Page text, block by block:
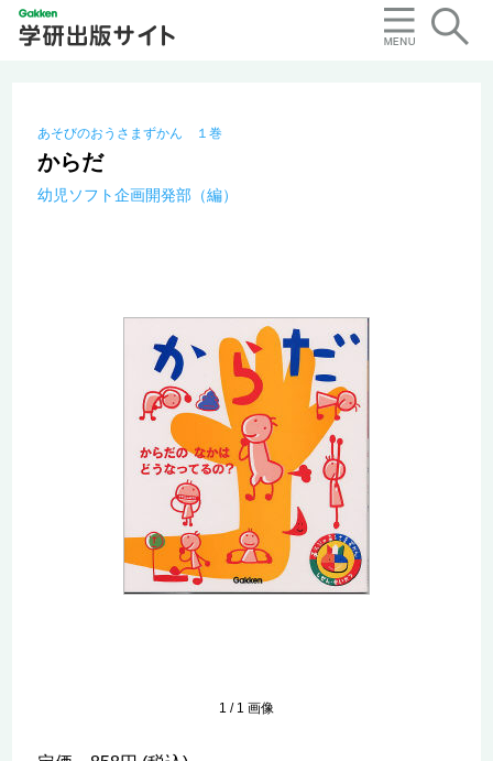
あそびのおうさまずかん １巻
からだ
幼児ソフト企画開発部（編）
1 / 1 画像